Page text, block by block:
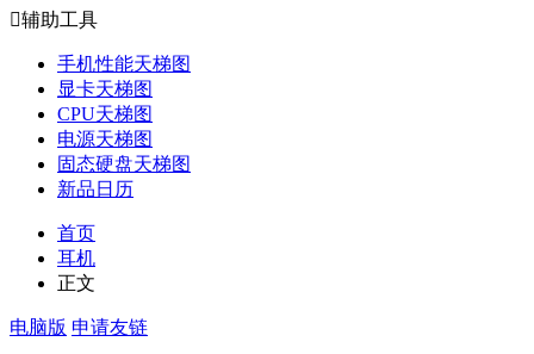
辅助工具
手机性能天梯图
显卡天梯图
CPU天梯图
电源天梯图
固态硬盘天梯图
新品日历
首页
耳机
正文
电脑版 申请友链